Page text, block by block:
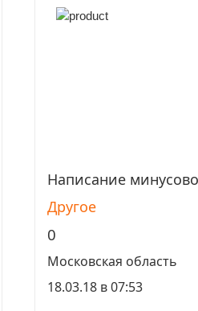
Просмотреть
Написание
Другое
0
Московская область
18.03.18 в 07:53